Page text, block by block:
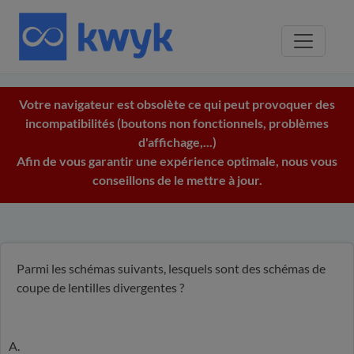
Votre navigateur est obsolète ce qui peut provoquer des
incompatibilités (boutons non fonctionnels, problèmes
d'affichage,...)
Afin de vous garantir une expérience optimale, nous vous
conseillons de le mettre à jour.
Parmi les schémas suivants, lesquels sont des schémas de
coupe de lentilles divergentes ?
A.